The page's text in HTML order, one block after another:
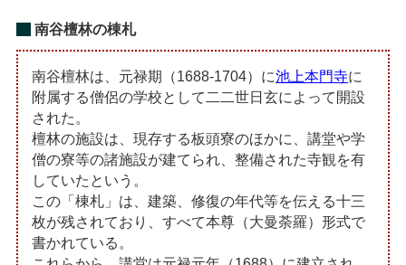
南谷檀林の棟札
南谷檀林は、元禄期（1688-1704）に池上本門寺に
附属する僧侶の学校として二二世日玄によって開設
された。
檀林の施設は、現存する板頭寮のほかに、講堂や学
僧の寮等の諸施設が建てられ、整備された寺観を有
していたという。
この「棟札」は、建築、修復の年代等を伝える十三
枚が残されており、すべて本尊（大曼荼羅）形式で
書かれている。